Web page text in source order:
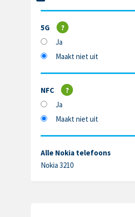
5G
?
Ja
Maakt niet uit
NFC
?
Ja
Maakt niet uit
Alle Nokia telefoons
Nokia 3210